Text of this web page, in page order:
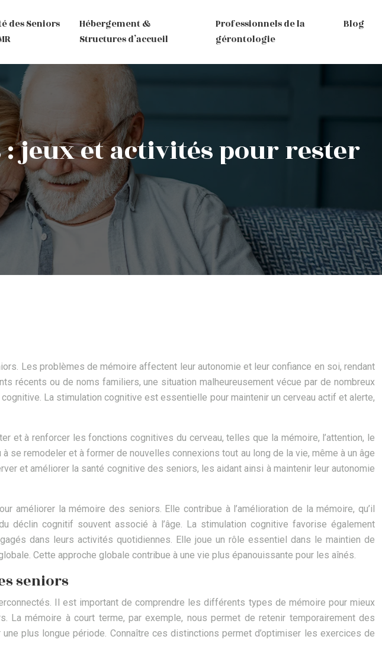
des Seniors
Hébergement &
Structures d’accueil
Professionnels de la
gérontologie
Blog
jeux et activités pour rester
Les problèmes de mémoire affectent leur autonomie et leur confiance en soi, rendant
récents ou de noms familiers, une situation malheureusement vécue par de nombreux
La stimulation cognitive est essentielle pour maintenir un cerveau actif et alerte,
à renforcer les fonctions cognitives du cerveau, telles que la mémoire, l’attention, le
se remodeler et à former de nouvelles connexions tout au long de la vie, même à un âge
et améliorer la santé cognitive des seniors, les aidant ainsi à maintenir leur autonomie
la mémoire des seniors. Elle contribue à l’amélioration de la mémoire, qu’il
déclin cognitif souvent associé à l’âge. La stimulation cognitive favorise également
dans leurs activités quotidiennes. Elle joue un rôle essentiel dans le maintien de
Cette approche globale contribue à une vie plus épanouissante pour les aînés.
seniors
Il est important de comprendre les différents types de mémoire pour mieux
mémoire à court terme, par exemple, nous permet de retenir temporairement des
plus longue période. Connaître ces distinctions permet d’optimiser les exercices de